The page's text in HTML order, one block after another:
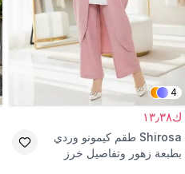
4
ك١٣٫٣٨
Shirosa طقم كيمونو وردي
بطبعة زهور وتفاصيل خرز